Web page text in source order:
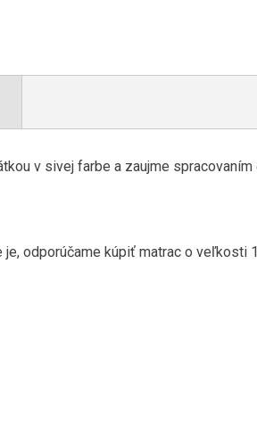
v sivej farbe a zaujme spracovaním
je, odporúčame kúpiť matrac o veľkosti